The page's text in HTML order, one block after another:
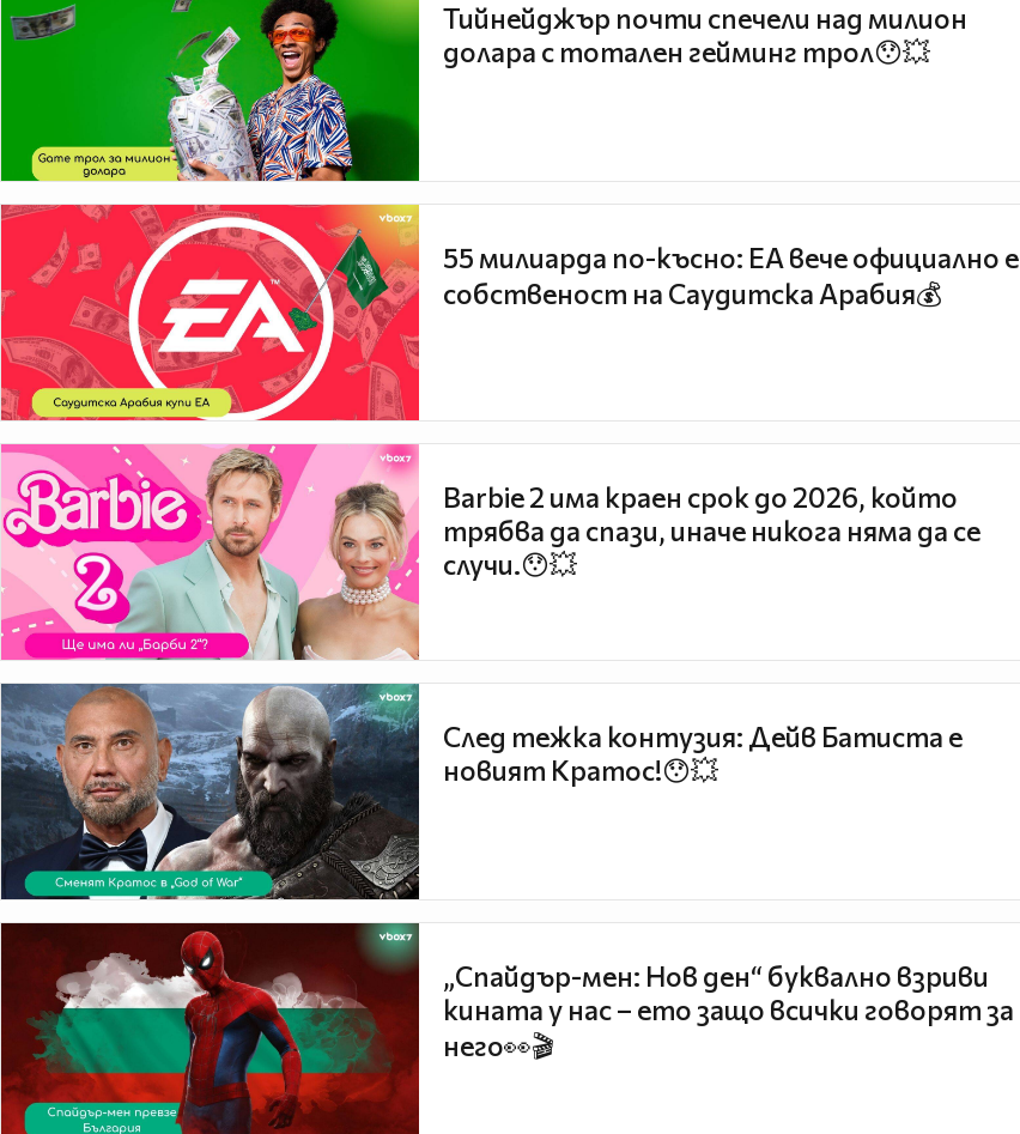
Тийнейджър почти спечели над милион
долара с тотален гейминг трол😯💥
55 милиарда по-късно: EA вече официално е
собственост на Саудитска Арабия💰
Barbie 2 има краен срок до 2026, който
трябва да спази, иначе никога няма да се
случи.😯💥
След тежка контузия: Дейв Батиста е
новият Кратос!😯💥
„Спайдър-мен: Нов ден“ буквално взриви
кината у нас – ето защо всички говорят за
него👀🎬